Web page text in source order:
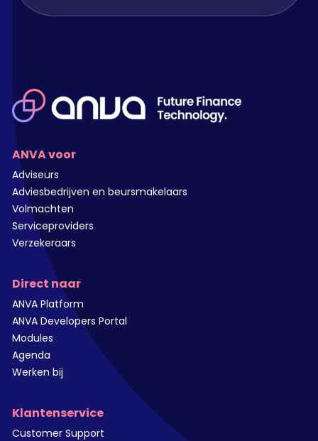
ANVA voor
Adviseurs
Adviesbedrijven en beursmakelaars
Volmachten
Serviceproviders
Verzekeraars
Direct naar
ANVA Platform
ANVA Developers Portal
Modules
Agenda
Werken bij
Klantenservice
Customer Support